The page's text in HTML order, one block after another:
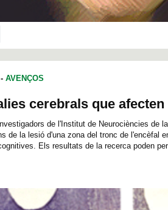
- AVENÇOS
cerebrals que
de l'Institut de Neurociències de
de la lesió d'una zona del tronc de l'encèfal
Els resultats de la recerca poden